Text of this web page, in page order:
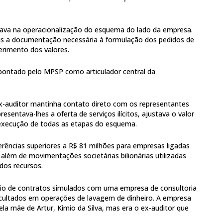
na operacionalização do esquema do lado da empresa.
a documentação necessária à formulação dos pedidos de
dos valores.
pelo MPSP como articulador central da
auditor mantinha contato direto com os representantes
lhes a oferta de serviços ilícitos, ajustava o valor
de todas as etapas do esquema.
superiores a R$ 81 milhões para empresas ligadas
de movimentações societárias bilionárias utilizadas
recursos.
de contratos simulados com uma empresa de consultoria
em operações de lavagem de dinheiro. A empresa
mãe de Artur, Kimio da Silva, mas era o ex-auditor que